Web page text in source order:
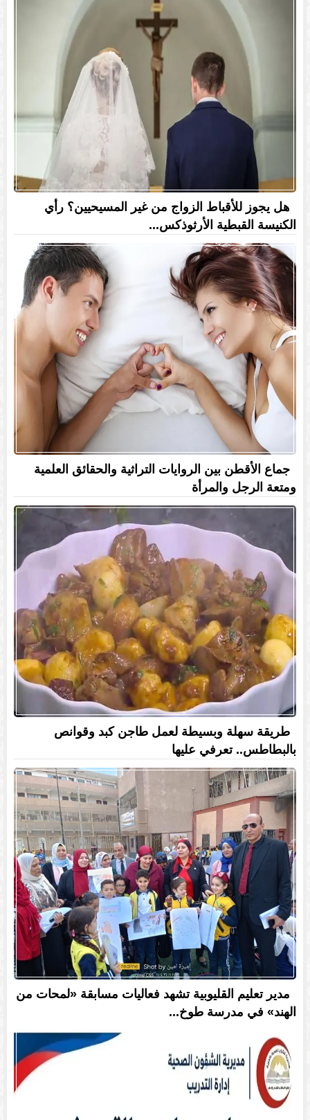
هل يجوز للأقباط الزواج من غير المسيحيين؟ رأي
الكنيسة القبطية الأرثوذكس...
جماع الأقطن بين الروايات التراثية والحقائق العلمية
ومتعة الرجل والمرأة
طريقة سهلة وبسيطة لعمل طاجن كبد وقوانص
بالبطاطس.. تعرفي عليها
مدير تعليم القليوبية تشهد فعاليات مسابقة «لمحات من
الهند» في مدرسة طوخ...